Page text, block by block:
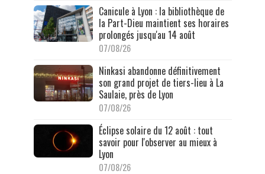
Canicule à Lyon : la bibliothèque de
la Part-Dieu maintient ses horaires
prolongés jusqu'au 14 août
07/08/26
Ninkasi abandonne définitivement
son grand projet de tiers-lieu à La
Saulaie, près de Lyon
07/08/26
Éclipse solaire du 12 août : tout
savoir pour l'observer au mieux à
Lyon
07/08/26